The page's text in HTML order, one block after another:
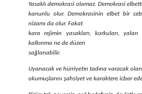
Yasaklı demokrasi olamaz. Demokrasi
kanunlu olur. Demokrasinin elbet bir
nizamı da olur. Fakat
kara rejimin yasakları, korkuları,
kalkınma ne de düzen
sağlanabilir.
Uyanacak ve hürriyetin tadına varacak
okumuşlarını şahsiyet ve karaktere icbar